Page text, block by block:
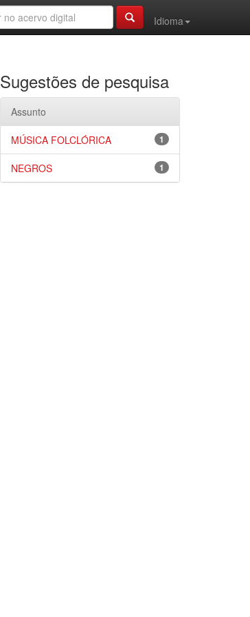
Idioma
Sugestões de pesquisa
Assunto
1
MÚSICA FOLCLÓRICA
1
NEGROS